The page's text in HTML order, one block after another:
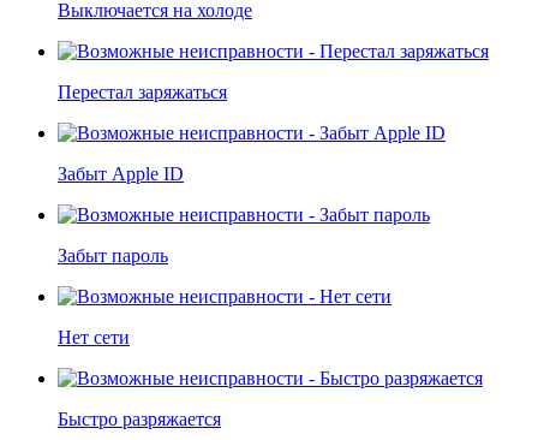
Выключается на холоде
Перестал заряжаться
Забыт Apple ID
Забыт пароль
Нет сети
Быстро разряжается